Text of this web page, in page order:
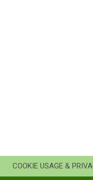
COOKIE USAGE &